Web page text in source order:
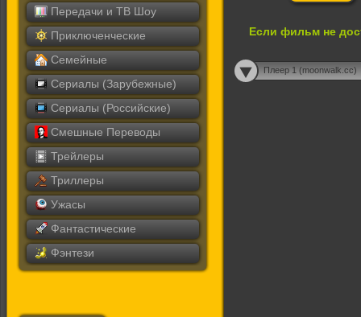
Передачи и ТВ Шоу
Приключенческие
Семейные
Сериалы (Зарубежные)
Сериалы (Российские)
Смешные Переводы
Трейлеры
Триллеры
Ужасы
Фантастические
Фэнтези
Если фильм не
Плеер 1 (moonwalk.cc)